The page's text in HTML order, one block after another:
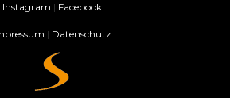
Instagram | Facebook
| Datenschutz